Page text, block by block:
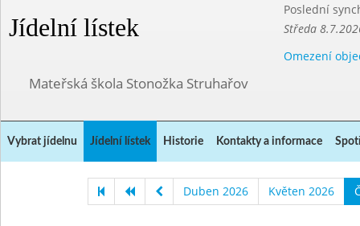
Jídelní lístek
Poslední
Středa
Omezení
Mateřská škola Stonožka Struhařov
Vybrat jídelnu Jídelní lístek Historie Kontakty a informace
Duben 2026 Květen 2026